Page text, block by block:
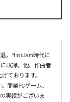
。MintJam時代に
収録。他、作曲者
ております。
商業PCゲーム、
実績がございま